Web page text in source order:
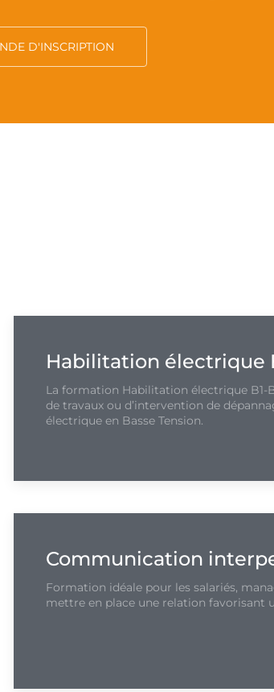
D'INSCRIPTION
Habilitation électrique
La formation Habilitation électrique B1-
de travaux ou d’intervention de
électrique en Basse Tension.
Communication
Formation idéale pour les salariés,
mettre en place une relation favorisant